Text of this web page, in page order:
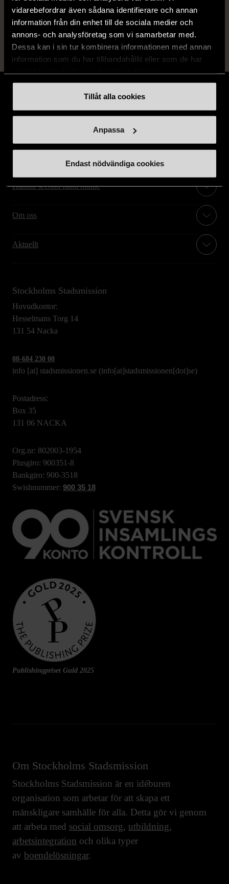
vidarebefordrar även sådana identifierare och annan
information från din enhet till de sociala medier och
annons- och analysföretag som vi samarbetar med.
Dessa kan i sin tur kombinera informationen med annan
information som du har tillhandahållit eller som de har
Tillåt alla cookies
Anpassa
Endast nödvändiga cookies
14 dagars ångerrät.
Handla second hand online
Om oss
Aktuellt
Stockholms Stadsmission
Huvudkontor:
Hesselmans Torg 14
131 54 Nacka
08-684 230 00
info [at] stadsmissionen.se (info[at]stadsmissionen[dot]se)
Postadress:
Box 35
131 06 NACKA
Org.nr: 802003-1954
Plusgiro: 900351-8
Bankgiro: 900-3518
Swishnummer: 900 35 18
Publishingpriset Guld 2025
Om Stockholms Stadsmission
Stockholms Stadsmission är en idéburen
organisation som arbetar för att skapa ett
mänskligare samhälle för alla. Detta gör vi genom
att arbeta med social omsorg, utbildning,
arbetsintegration och olika typer
av boendelösningar.